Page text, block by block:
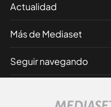
Actualidad
Más de Mediaset
Seguir navegando